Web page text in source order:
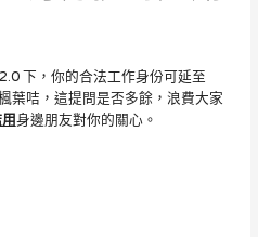
下，你的合法工作身份可延至
葉咭，這提問是否多餘，浪費大家
身邊朋友對你的關心。